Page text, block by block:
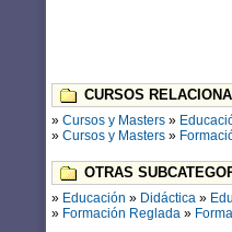
CURSOS
» Cursos y Masters »
» Cursos y Masters »
OTRAS
» Educación » Didáctica »
» Formación Reglada »